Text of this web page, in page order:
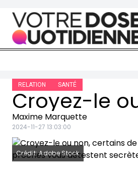
Skip to content
RELATION SANTÉ
Maxime Marquette
2024-11-27 13:03:00
Crédit: Adobe Stock